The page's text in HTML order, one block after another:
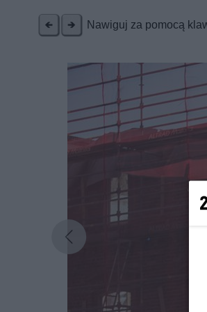
Nawiguj za pomocą